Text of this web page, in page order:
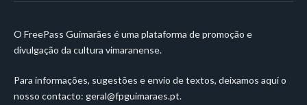
O FreePass Guimarães é uma plataforma de promoção e
divulgação da cultura vimaranense.
Para informações, sugestões e envio de textos, deixamos aqui o
nosso contacto: geral@fpguimaraes.pt.